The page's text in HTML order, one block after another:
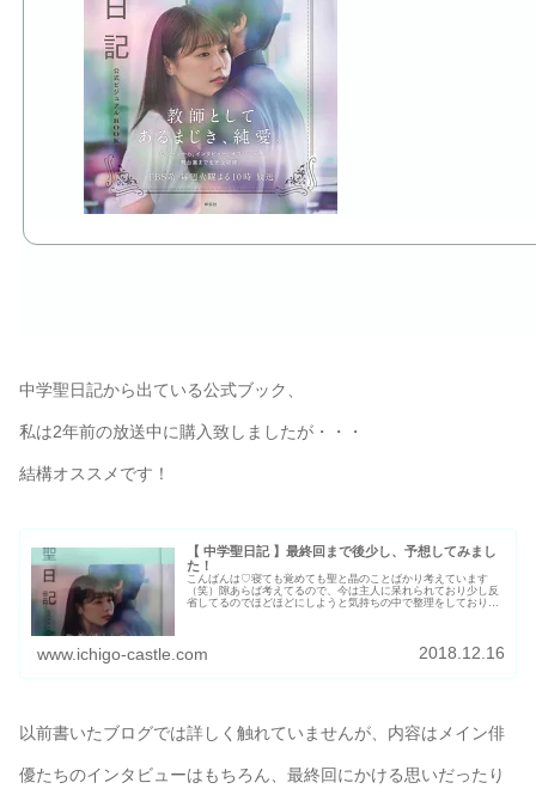
中学聖日記から出ている公式ブック、
私は2年前の放送中に購入致しましたが・・・
結構オススメです！
【 中学聖日記 】最終回まで後少し、予想してみまし
た！
こんばんは♡寝ても覚めても聖と晶のことばかり考えています
（笑）隙あらば考えてるので、今は主人に呆れられており少し反
省してるのでほどほどにしようと気持ちの中で整理をしておりま
www.ichigo-castle.com 2018.12.16
以前書いたブログでは詳しく触れていませんが、内容はメイン俳
優たちのインタビューはもちろん、最終回にかける思いだったり